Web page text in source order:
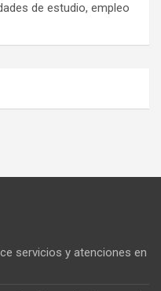
de estudio, empleo
servicios y atenciones en